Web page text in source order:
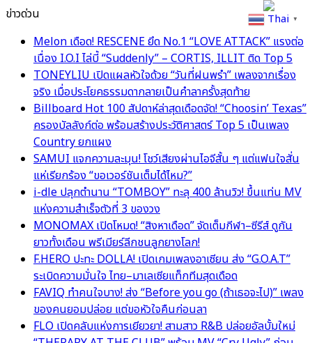
ข่าวด่วน
Melon เดือด! RESCENE ยึด No.1 “LOVE ATTACK” แรงต่อ
เนื่อง I.O.I ไล่บี้ “Suddenly” – CORTIS, ILLIT ติด Top 5
TONEYLIU เปิดแผลหัวใจด้วย “วันที่ฝนพรำ” เพลงจากเรื่อง
จริง เมื่อประโยคธรรมดากลายเป็นคำลาครั้งสุดท้าย
Billboard Hot 100 สัปดาห์ล่าสุดเดือดจัด! “Choosin’ Texas”
ครองบัลลังก์ต่อ พร้อมสร้างประวัติศาสตร์ Top 5 เป็นเพลง
Country ยกแผง
SAMUI แจกความละมุน! โชว์เสียงผ่านไอจีสั้น ๆ แต่แฟนใจสั่น
แห่เรียกร้อง “ขอเวอร์ชันเต็มได้ไหม?”
i-dle ปลุกตำนาน “TOMBOY” ทะลุ 400 ล้านวิว! ขึ้นแท่น MV
แห่งความสำเร็จตัวที่ 3 ของวง
MONOMAX เปิดโหมด! “สิงหาเดือด” จัดเต็มกีฬา–ซีรีส์ ดูกัน
ยาวทั้งเดือน พรีเมียร์ลีกชนลูกยางโลก!
F.HERO ปะทะ DOLLA! เปิดเกมเพลงอาเซียน ส่ง “G.O.A.T”
ระเบิดความมั่นใจ ไทย–มาเลเซียแท็กทีมสุดเดือด
FAVIQ ทำคนใจบาง! ส่ง “Before you go (ถ้าเธอจะไป)” เพลง
ของคนยอมปล่อย แต่ขอหัวใจคืนก่อนลา
FLO เปิดคลับแห่งการเยียวยา! สามสาว R&B ปล่อยอัลบั้มใหม่
Thai ▼